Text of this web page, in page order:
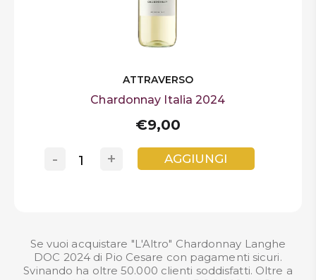
ATTRAVERSO
Chardonnay Italia 2024
€9,00
+
- AGGIUNGI
Se vuoi acquistare "L'Altro" Chardonnay Langhe
DOC 2024 di Pio Cesare con pagamenti sicuri.
Svinando ha oltre 50.000 clienti soddisfatti. Oltre a